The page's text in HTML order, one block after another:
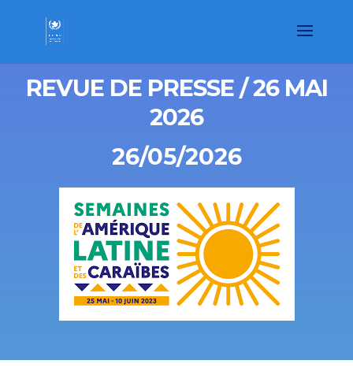
REVUE DE PRESSE / 26 MAI
2026
26/05/2026